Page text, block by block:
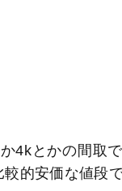
4kとかの間取
的安価な値段